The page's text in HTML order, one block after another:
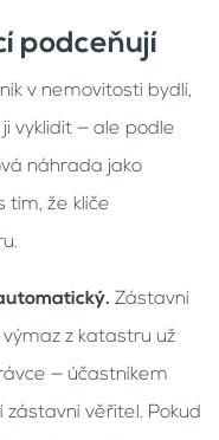
podceňují
v nemovitosti bydlí,
vyklidit — ale podle
náhrada jako
tím, že klíče
Zástavní
z katastru už
— účastníkem
věřitel. Pokud